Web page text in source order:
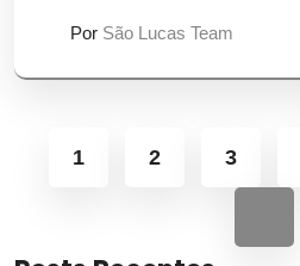
Por São Lucas Team
1 2 3